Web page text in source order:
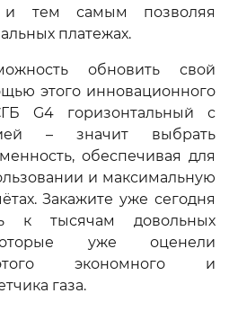
и тем самым позволяя
платежах.
обновить свой
этого инновационного
G4 горизонтальный с
– значит выбрать
обеспечивая для
и максимальную
Закажите уже сегодня
к тысячам довольных
уже оценели
экономного и
газа.